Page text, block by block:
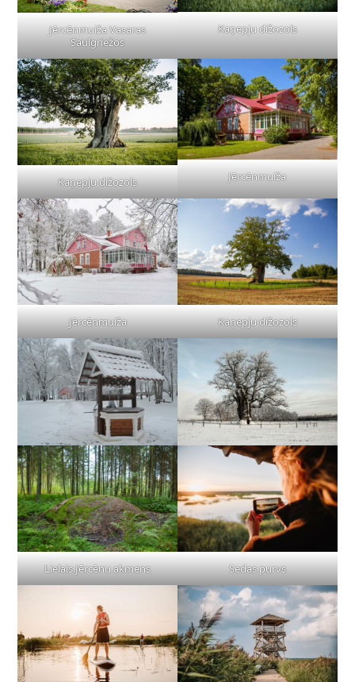
Jērcēnmuiža Vasaras
Saulgriežos
Kaņepju dižozols
Kaņepju dižozols Jērcēnmuiža
Jērcēnmuiža Kaņepju dižozols
Lielais Jērcēnu akmens Sedas purvs